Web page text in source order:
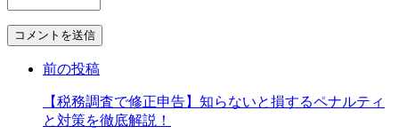
コ
す
る
前の投稿
【税務調査で修正申告】知らないと損するペナルティ
と対策を徹底解説！